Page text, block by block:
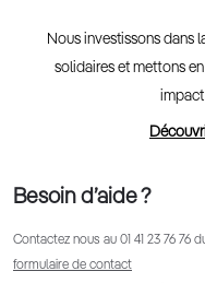
Nous investissons dans
solidaires et mettons
impact
Besoin d’aide ?
Contactez nous au 01 41 23 76 76
formulaire de contact